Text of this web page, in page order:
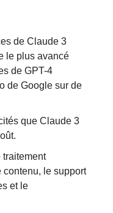
de Claude 3
le plus avancé
de GPT-4
de Google sur de
que Claude 3
traitement
le support
et le